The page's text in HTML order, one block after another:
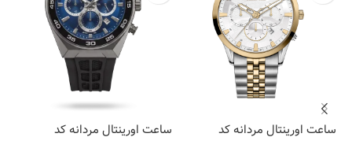
ساعت اورینتال مردانه کد
ساعت اورینتال مردانه کد